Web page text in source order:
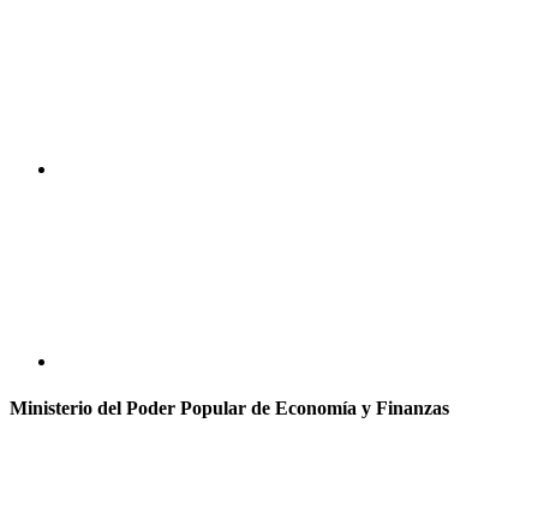
Ministerio del Poder Popular de Economía y Finanzas